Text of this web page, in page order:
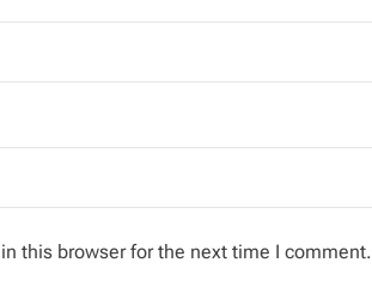
this browser for the next time I comment.